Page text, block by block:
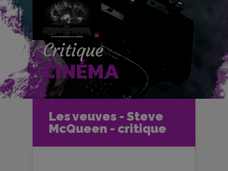
Critique
CINÉMA
Les veuves - Steve
McQueen - critique
Critiques et fiches films
Les veuves - Steve McQueen -
critique